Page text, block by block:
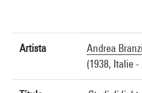
Artista
Andrea Branzi
(1938, Italie